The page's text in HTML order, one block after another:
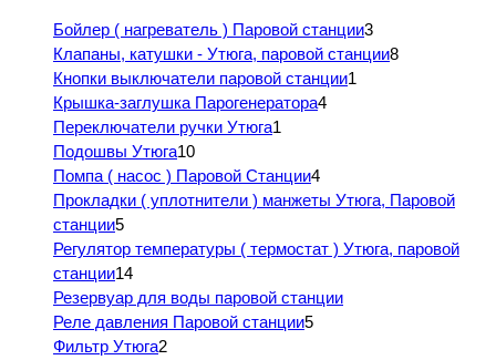
Бойлер ( нагреватель ) Паровой станции3
Клапаны, катушки - Утюга, паровой станции8
Кнопки выключатели паровой станции1
Крышка-заглушка Парогенератора4
Переключатели ручки Утюга1
Подошвы Утюга10
Помпа ( насос ) Паровой Станции4
Прокладки ( уплотнители ) манжеты Утюга, Паровой
станции5
Регулятор температуры ( термостат ) Утюга, паровой
станции14
Резервуар для воды паровой станции
Реле давления Паровой станции5
Фильтр Утюга2